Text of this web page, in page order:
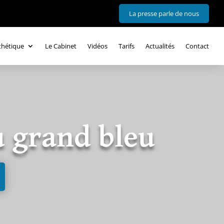
La presse parle de nous
Le Cabinet Vidéos Tarifs Actualités Contact
grand bleu